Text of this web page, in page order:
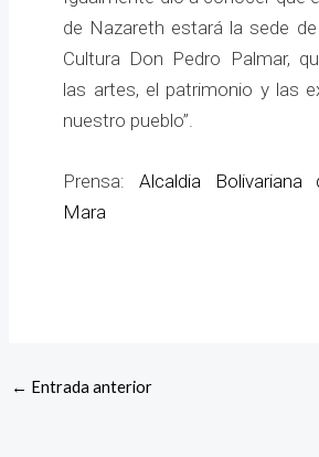
de Nazareth estará la sede
Cultura Don Pedro Palmar,
las artes, el patrimonio y las
nuestro pueblo”.
Prensa: Alcaldia Bolivariana
Mara
← Entrada anterior